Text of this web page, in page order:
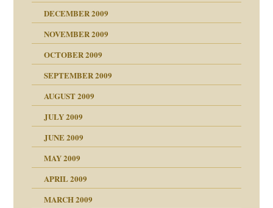
DECEMBER 2009
NOVEMBER 2009
OCTOBER 2009
SEPTEMBER 2009
AUGUST 2009
JULY 2009
JUNE 2009
MAY 2009
APRIL 2009
MARCH 2009